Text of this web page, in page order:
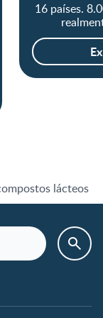
16 países.
lácteos